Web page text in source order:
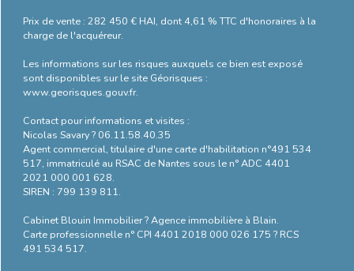
Prix de vente : 282 450 € HAI, dont 4,61 % TTC d'honoraires à la
charge de l'acquéreur.
Les informations sur les risques auxquels ce bien est exposé
sont disponibles sur le site Géorisques :
www.georisques.gouv.fr.
Contact pour informations et visites :
Nicolas Savary ? 06.11.58.40.35
Agent commercial, titulaire d'une carte d'habilitation n°491 534
517, immatriculé au RSAC de Nantes sous le n° ADC 4401
2021 000 001 628.
SIREN : 799 139 811.
Cabinet Blouin Immobilier ? Agence immobilière à Blain.
Carte professionnelle n° CPI 4401 2018 000 026 175 ? RCS
491 534 517.